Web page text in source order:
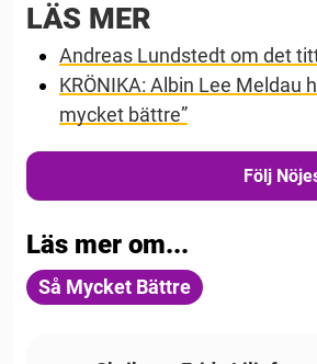
LÄS MER
Andreas Lundstedt om det
KRÖNIKA: Albin Lee Meldau
mycket bättre”
Följ
Läs mer om...
Så Mycket Bättre